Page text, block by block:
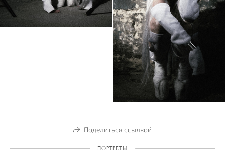
Поделиться ссылкой
ПОРТРЕТЫ